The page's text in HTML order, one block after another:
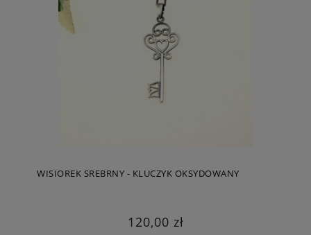
WISIOREK SREBRNY - KLUCZYK OKSYDOWANY
120,00 zł